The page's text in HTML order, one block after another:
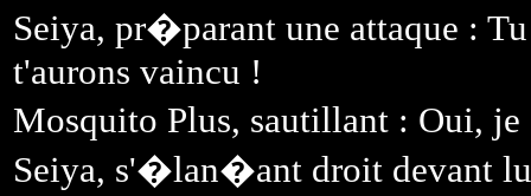
Seiya, pr�parant une attaque :
t'aurons vaincu !
Mosquito Plus, sautillant : Oui,
Seiya, s'�lan�ant droit devant